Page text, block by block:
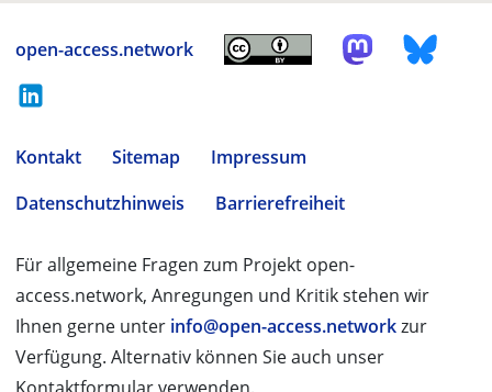
open-access.network
Kontakt Sitemap
Impressum
Datenschutzhinweis
Barrierefreiheit
Für allgemeine Fragen zum Projekt open-
access.network, Anregungen und Kritik stehen wir
Ihnen gerne unter info@open-access.networkzur
Verfügung. Alternativ können Sie auch unser